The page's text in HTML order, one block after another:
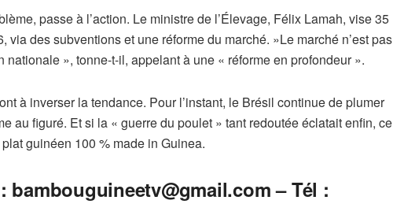
passe à l’action. Le ministre de l’Élevage, Félix Lamah, vise 35
via des subventions et une réforme du marché. »Le marché n’est pas
», tonne-t-il, appelant à une « réforme en profondeur ».
à inverser la tendance. Pour l’instant, le Brésil continue de plumer
au figuré. Et si la « guerre du poulet » tant redoutée éclatait enfin, ce
guinéen 100 % made in Guinea.
bambouguineetv@gmail.com– Tél :